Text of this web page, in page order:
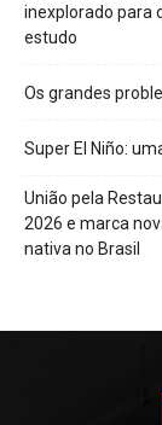
inexplorado para
estudo
Os grandes
Super El Niño:
União pela
2026 e marca
nativa no Brasil